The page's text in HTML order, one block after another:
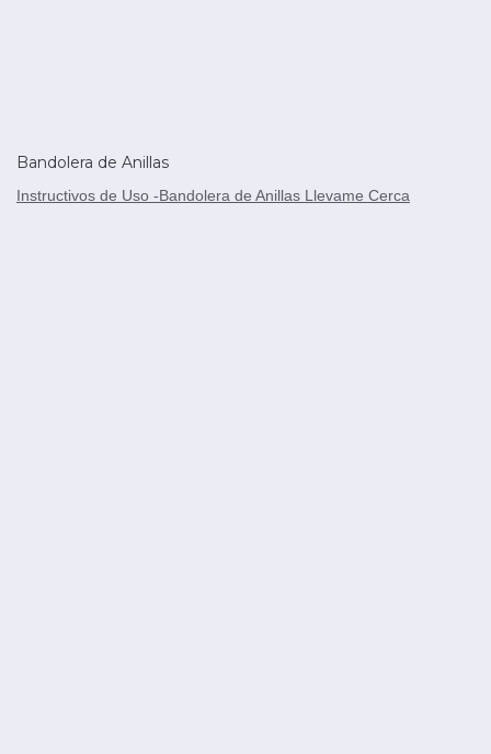
Bandolera de Anillas
Instructivos de Uso -Bandolera de Anillas Llevame Cerca